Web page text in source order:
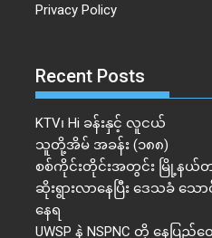
Privacy Policy
Recent Posts
KTV၊ Hi ခန်းနှင့် လူငယ်
သူတို့အိမ် အခန်း (၁၈၈)
စစ်ကိုင်းတိုင်းအတွင်း မြို့နယ်တ
ဆိုးရွားလာနေပြီး ဒေသခံ သော
နေရ
UWSP နဲ့ NSPNC တို့ နေပ